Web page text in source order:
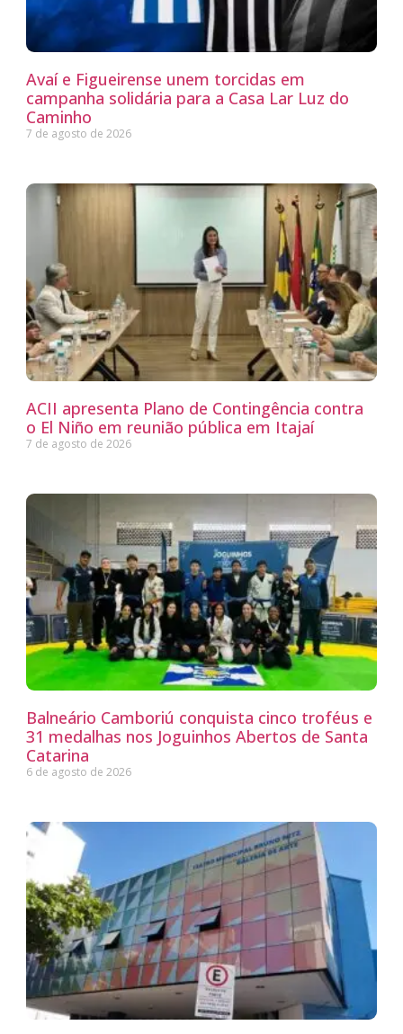
Avaí e Figueirense unem torcidas em
campanha solidária para a Casa Lar Luz do
Caminho
7 de agosto de 2026
ACII apresenta Plano de Contingência contra
o El Niño em reunião pública em Itajaí
7 de agosto de 2026
Balneário Camboriú conquista cinco troféus e
31 medalhas nos Joguinhos Abertos de Santa
Catarina
6 de agosto de 2026